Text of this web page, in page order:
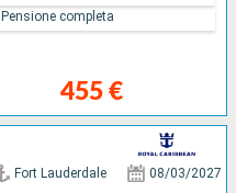
455 €
Pensione completa
Fort Lauderdale 08/03/2027